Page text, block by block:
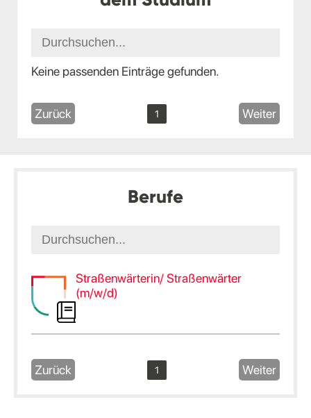
Keine passenden Einträge gefunden.
Zurück 1 Weiter
Berufe
Straßenwärterin/ Straßenwärter
(m/w/d)
Zurück 1 Weiter